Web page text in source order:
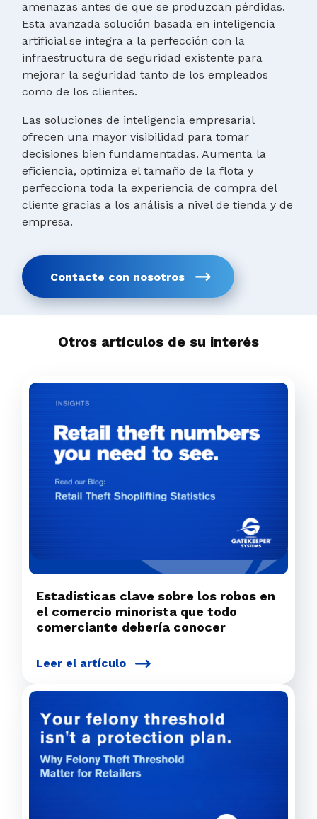
amenazas antes de que se produzcan pérdidas.
Esta avanzada solución basada en inteligencia
artificial se integra a la perfección con la
infraestructura de seguridad existente para
mejorar la seguridad tanto de los empleados
como de los clientes.
Las soluciones de inteligencia empresarial
ofrecen una mayor visibilidad para tomar
decisiones bien fundamentadas. Aumenta la
eficiencia, optimiza el tamaño de la flota y
perfecciona toda la experiencia de compra del
cliente gracias a los análisis a nivel de tienda y de
empresa.
Contacte con nosotros
Otros artículos de su interés
Estadísticas clave sobre los robos en
el comercio minorista que todo
comerciante debería conocer
Leer el artículo